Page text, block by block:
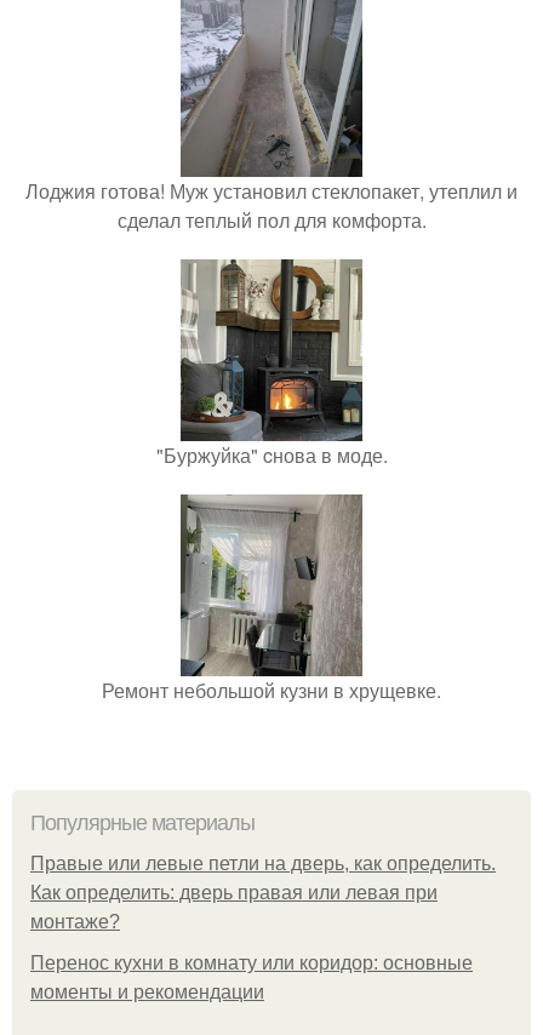
Лоджия готова! Муж установил стеклопакет, утеплил и
сделал теплый пол для комфорта.
"Буржуйка" cнова в моде.
Ремонт небольшой кузни в хрущевке.
Популярные материалы
Правые или левые петли на дверь, как определить.
Как определить: дверь правая или левая при
монтаже?
Перенос кухни в комнату или коридор: основные
моменты и рекомендации